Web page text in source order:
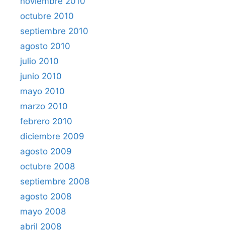
octubre 2010
septiembre 2010
agosto 2010
julio 2010
junio 2010
mayo 2010
marzo 2010
febrero 2010
diciembre 2009
agosto 2009
octubre 2008
septiembre 2008
agosto 2008
mayo 2008
abril 2008